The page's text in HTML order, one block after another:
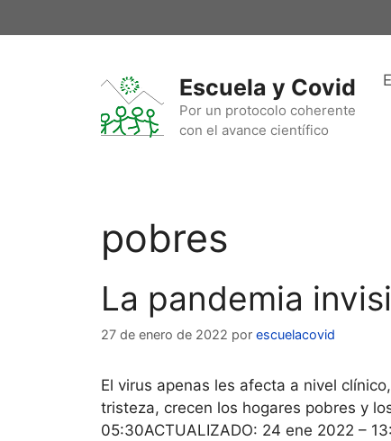
al
Escuela y Covid
Por un protocolo coherente
con el avance científico
pobres
La pandemia
27 de enero de 2022 por escuelacovid
El virus apenas les afecta a nivel
tristeza, crecen los hogares pobres y
05:30ACTUALIZADO: 24 ene 2022 –